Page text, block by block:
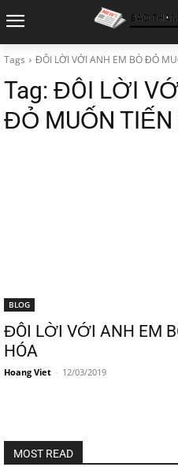
Tags ĐÔI LỜI VỚI ANH EM BÒ ĐỎ
Tag: ĐÔI LỜI
ĐỎ MUỐN TIẾN
BLOG
ĐÔI LỜI VỚI ANH EM
HÓA
Hoang Viet - 12/03/2019
MOST READ